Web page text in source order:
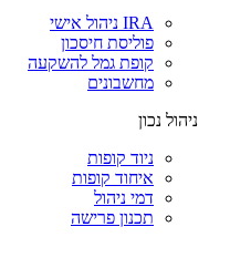
IRA ניהול אישי
פוליסת חיסכון
קופת גמל להשקעה
מחשבונים
ניהול נכון
ניוד קופות
איחוד קופות
דמי ניהול
תכנון פרישה